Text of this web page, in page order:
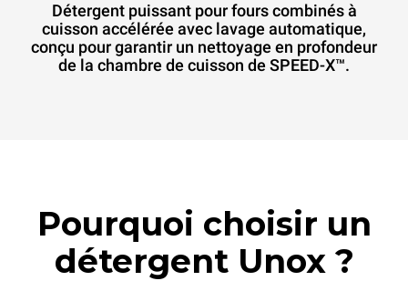
Détergent puissant pour fours combinés à
cuisson accélérée avec lavage automatique,
conçu pour garantir un nettoyage en profondeur
de la chambre de cuisson de SPEED-X™.
Pourquoi choisir un
détergent Unox ?